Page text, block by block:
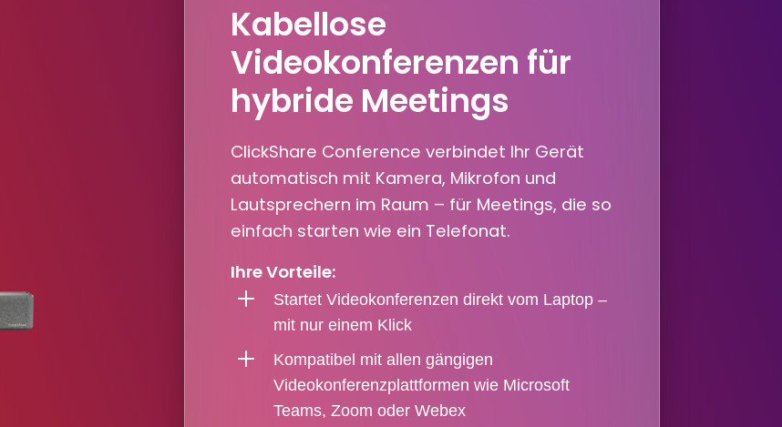
Kabellose
Videokonferenzen für
hybride Meetings
ClickShare Conference verbindet Ihr Gerät
automatisch mit Kamera, Mikrofon und
Lautsprechern im Raum – für Meetings, die so
einfach starten wie ein Telefonat.
Ihre Vorteile:
L
Startet Videokonferenzen direkt vom Laptop –
mit nur einem Klick
L
Kompatibel mit allen gängigen
Videokonferenzplattformen wie Microsoft
Teams, Zoom oder Webex